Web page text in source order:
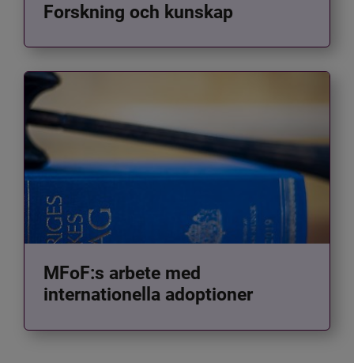
Forskning och kunskap
MFoF:s arbete med
internationella adoptioner